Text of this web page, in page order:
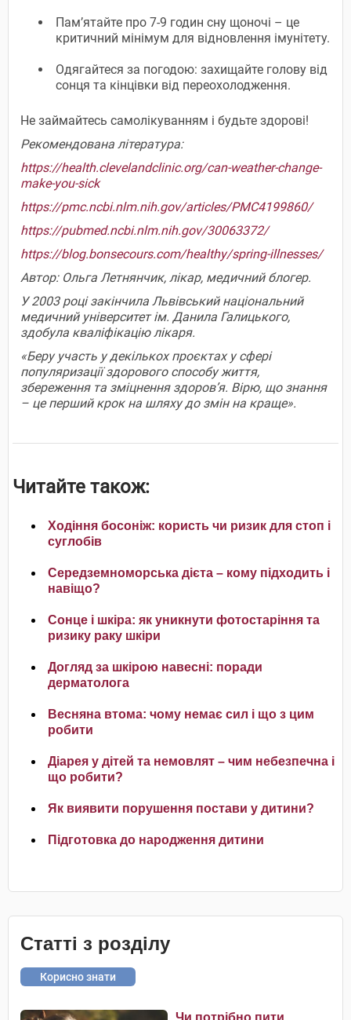
Пам’ятайте про 7-9 годин сну щоночі – це
критичний мінімум для відновлення імунітету.
Одягайтеся за погодою: захищайте голову від
сонця та кінцівки від переохолодження.
Не займайтесь самолікуванням і будьте здорові!
Рекомендована література:
https://health.clevelandclinic.org/can-weather-change-
make-you-sick
https://pmc.ncbi.nlm.nih.gov/articles/PMC4199860/
https://pubmed.ncbi.nlm.nih.gov/30063372/
https://blog.bonsecours.com/healthy/spring-illnesses/
Автор: Ольга Летнянчик, лікар, медичний блогер.
У 2003 році закінчила Львівський національний
медичний університет ім. Данила Галицького,
здобула кваліфікацію лікаря.
«Беру участь у декількох проєктах у сфері
популяризації здорового способу життя,
збереження та зміцнення здоров’я. Вірю, що знання
– це перший крок на шляху до змін на краще».
Читайте також:
Ходіння босоніж: користь чи ризик для стоп і
суглобів
Середземноморська дієта – кому підходить і
навіщо?
Сонце і шкіра: як уникнути фотостаріння та
ризику раку шкіри
Догляд за шкірою навесні: поради
дерматолога
Весняна втома: чому немає сил і що з цим
робити
Діарея у дітей та немовлят – чим небезпечна і
що робити?
Як виявити порушення постави у дитини?
Підготовка до народження дитини
Статті з розділу
Корисно знати